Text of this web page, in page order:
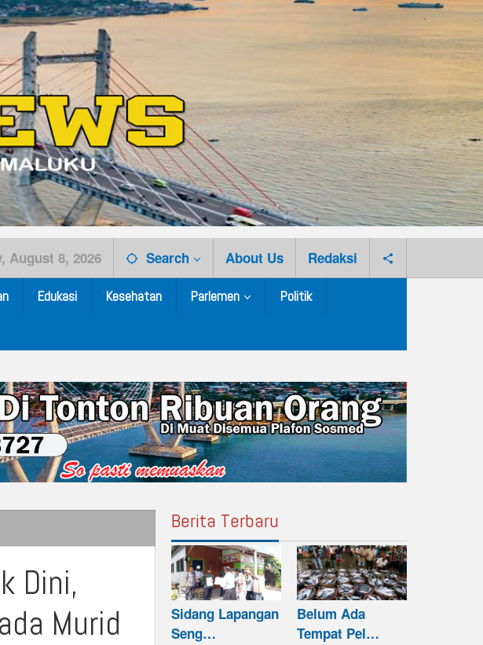
August 8, 2026 Search About Us Redaksi
Edukasi Kesehatan Parlemen Politik
Dini,
Murid
Berita Terbaru
Sidang Lapangan
Seng…
Belum Ada
Tempat Pel…